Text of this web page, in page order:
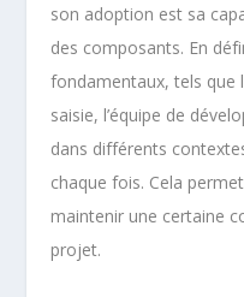
son adoption est sa
des composants. En
fondamentaux, tels que
saisie, l’équipe de
dans différents
chaque fois. Cela
maintenir une certaine
projet.